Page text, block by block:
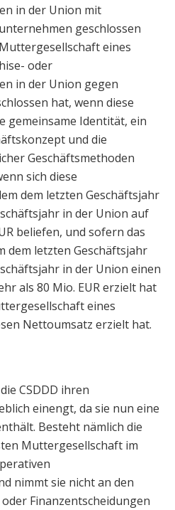
in der Union mit
geschlossen
eines
oder
in der Union gegen
hat, wenn diese
gemeinsame Identität, ein
und die
Geschäftsmethoden
sich diese
dem letzten Geschäftsjahr
in der Union auf
beliefen, und sofern das
dem letzten Geschäftsjahr
in der Union einen
als 80 Mio. EUR erzielt hat
eines
Nettoumsatz erzielt hat.
CSDDD ihren
einengt, da sie nun eine
Besteht nämlich die
Muttergesellschaft im
nimmt sie nicht an den
Finanzentscheidungen